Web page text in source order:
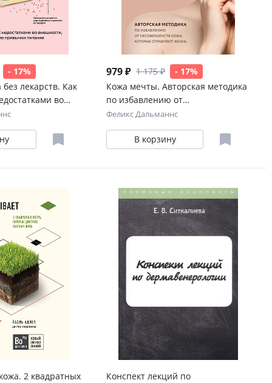
- 17%
лекарств. Как
во
привычки
979 ₽ 1 175 ₽
- 17%
Кожа мечты. Авторская методика
по избавлению от
несовершенств кожи, которые
Феликс Дальманнс
В корзину
2 квадратных
Конспект лекций по